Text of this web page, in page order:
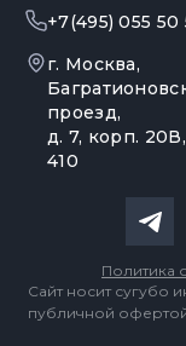
+7(495) 055 50
г. Москва,
проезд,
д. 7, корп.
410
Сайт носит сугубо
публичной
Политика